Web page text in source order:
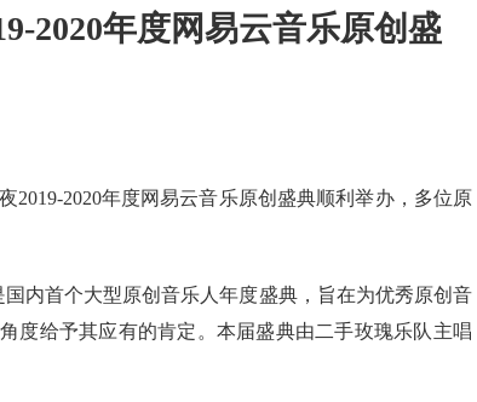
2020年度网易云音乐原创盛
2020年度网易云音乐原创盛典顺利举办，多位原
内首个大型原创音乐人年度盛典，旨在为优秀原创音
度给予其应有的肯定。本届盛典由二手玫瑰乐队主唱